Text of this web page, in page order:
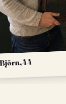
Björn, 44